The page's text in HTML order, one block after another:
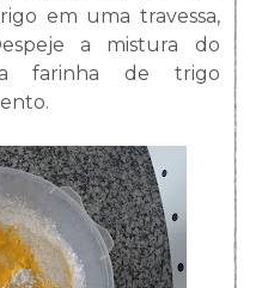
em uma travessa,
a mistura do
a farinha de trigo